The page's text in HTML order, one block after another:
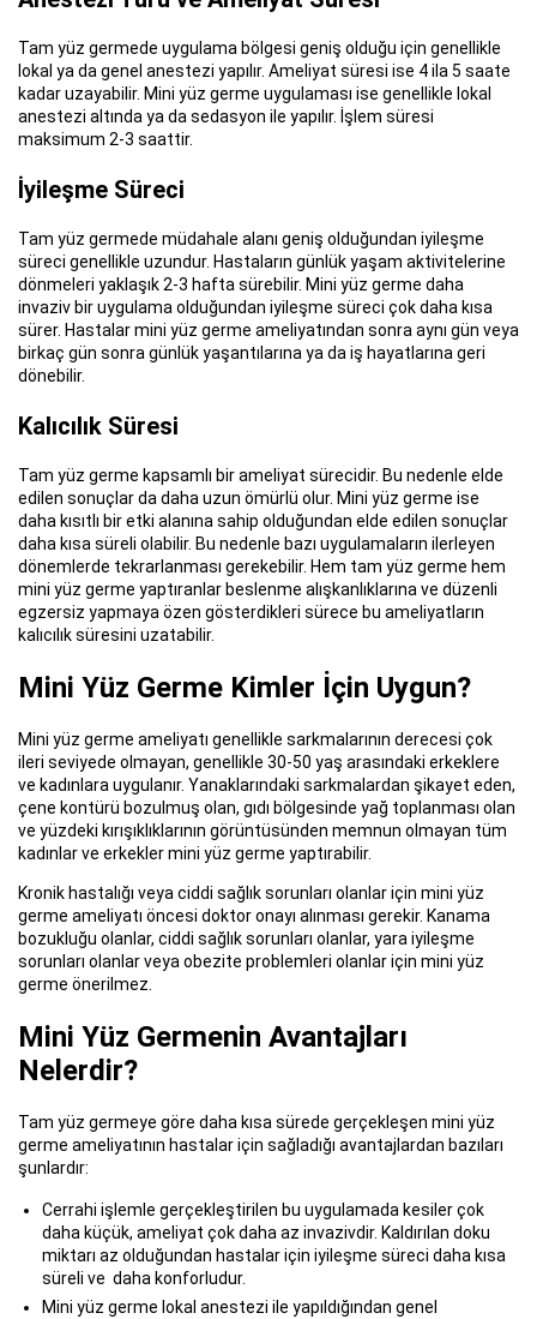
Tam yüz germede uygulama bölgesi geniş olduğu için genellikle
lokal ya da genel anestezi yapılır. Ameliyat süresi ise 4 ila 5 saate
kadar uzayabilir. Mini yüz germe uygulaması ise genellikle lokal
anestezi altında ya da sedasyon ile yapılır. İşlem süresi
maksimum 2-3 saattir.
İyileşme Süreci
Tam yüz germede müdahale alanı geniş olduğundan iyileşme
süreci genellikle uzundur. Hastaların günlük yaşam aktivitelerine
dönmeleri yaklaşık 2-3 hafta sürebilir. Mini yüz germe daha
invaziv bir uygulama olduğundan iyileşme süreci çok daha kısa
sürer. Hastalar mini yüz germe ameliyatından sonra aynı gün veya
birkaç gün sonra günlük yaşantılarına ya da iş hayatlarına geri
dönebilir.
Kalıcılık Süresi
Tam yüz germe kapsamlı bir ameliyat sürecidir. Bu nedenle elde
edilen sonuçlar da daha uzun ömürlü olur. Mini yüz germe ise
daha kısıtlı bir etki alanına sahip olduğundan elde edilen sonuçlar
daha kısa süreli olabilir. Bu nedenle bazı uygulamaların ilerleyen
dönemlerde tekrarlanması gerekebilir. Hem tam yüz germe hem
mini yüz germe yaptıranlar beslenme alışkanlıklarına ve düzenli
egzersiz yapmaya özen gösterdikleri sürece bu ameliyatların
kalıcılık süresini uzatabilir.
Mini Yüz Germe Kimler İçin Uygun?
Mini yüz germe ameliyatı genellikle sarkmalarının derecesi çok
ileri seviyede olmayan, genellikle 30-50 yaş arasındaki erkeklere
ve kadınlara uygulanır. Yanaklarındaki sarkmalardan şikayet eden,
çene kontürü bozulmuş olan, gıdı bölgesinde yağ toplanması olan
ve yüzdeki kırışıklıklarının görüntüsünden memnun olmayan tüm
kadınlar ve erkekler mini yüz germe yaptırabilir.
Kronik hastalığı veya ciddi sağlık sorunları olanlar için mini yüz
germe ameliyatı öncesi doktor onayı alınması gerekir. Kanama
bozukluğu olanlar, ciddi sağlık sorunları olanlar, yara iyileşme
sorunları olanlar veya obezite problemleri olanlar için mini yüz
germe önerilmez.
Mini Yüz Germenin Avantajları
Nelerdir?
Tam yüz germeye göre daha kısa sürede gerçekleşen mini yüz
germe ameliyatının hastalar için sağladığı avantajlardan bazıları
şunlardır:
Cerrahi işlemle gerçekleştirilen bu uygulamada kesiler çok
daha küçük, ameliyat çok daha az invazivdir. Kaldırılan doku
miktarı az olduğundan hastalar için iyileşme süreci daha kısa
süreli ve daha konforludur.
Mini yüz germe lokal anestezi ile yapıldığından genel